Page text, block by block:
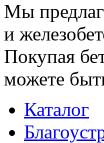
Мы
и
Покупая
можете
Каталог